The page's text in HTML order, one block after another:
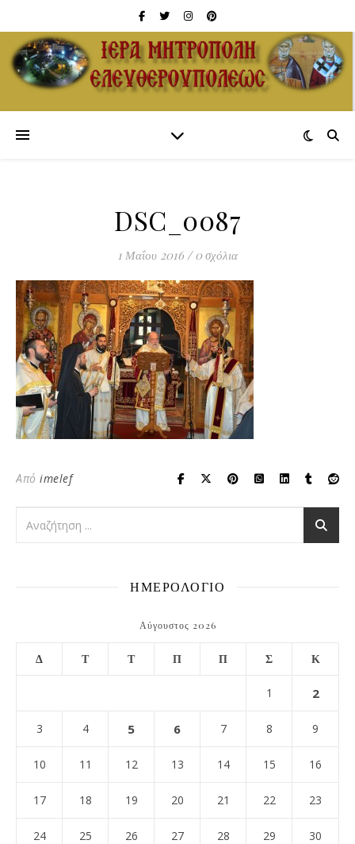
DSC_0087
1 Μαΐου 2016 / 0 σχόλια
Από imelef
ΗΜΕΡΟΛΟΓΙΟ
Αύγουστος 2026
Δ Τ Τ Π Π Σ Κ
1 2
3 4 5 6 7 8 9
10 11 12 13 14 15 16
17 18 19 20 21 22 23
24 25 26 27 28 29 30